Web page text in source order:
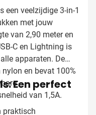
een veelzijdige 3-in-1
met jouw
van 2,90 meter en
C en Lightning is
apparaten. De
en bevat 100%
van 1,5A.
Een perfect
praktisch